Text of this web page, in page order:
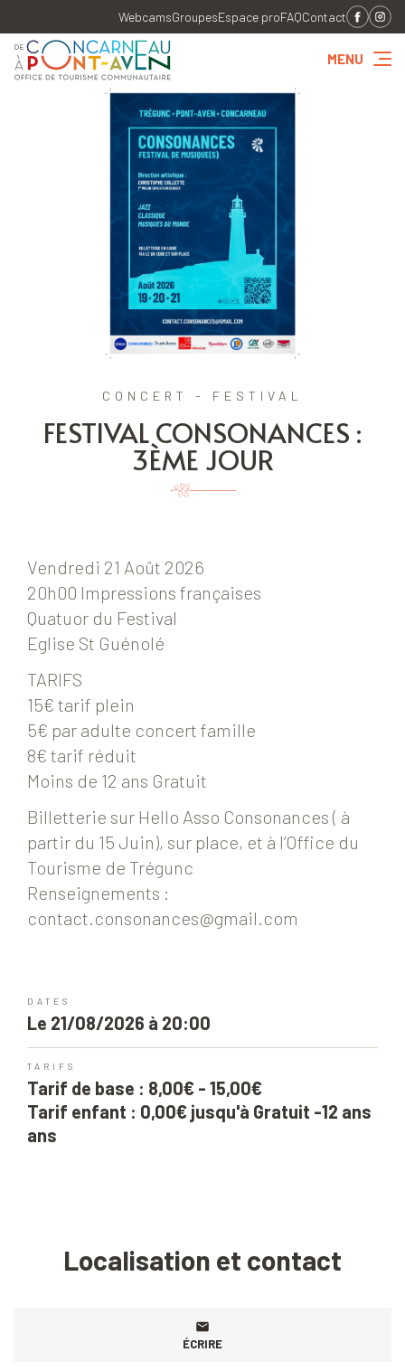
WebcamsGroupesEspace proFAQContact
MENU
CONCERT - FESTIVAL
FESTIVAL CONSONANCES :
3ÈME JOUR
Vendredi 21 Août 2026
20h00 Impressions françaises
Quatuor du Festival
Eglise St Guénolé
TARIFS
15€ tarif plein
5€ par adulte concert famille
8€ tarif réduit
Moins de 12 ans Gratuit
Billetterie sur Hello Asso Consonances ( à
partir du 15 Juin), sur place, et à l’Office du
Tourisme de Trégunc
Renseignements :
contact.consonances@gmail.com
DATES
Le 21/08/2026 à 20:00
TARIFS
Tarif de base : 8,00€ - 15,00€
Tarif enfant : 0,00€ jusqu'à Gratuit -12 ans
ans
Localisation et contact
ÉCRIRE